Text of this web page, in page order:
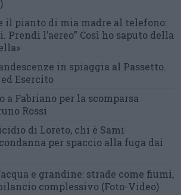
il pianto di mia madre al telefono:
Prendi l’aereo” Così ho saputo della
in spiaggia al Passetto.
Esercito
a Fabriano per la scomparsa
Rossi
di Loreto, chi è Sami
per spaccio alla fuga dai
e grandine: strade come fiumi,
complessivo (Foto-Video)